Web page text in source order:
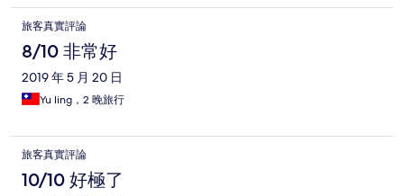
旅客真實評論
8/10 非常好
2019 年 5 月 20 日
Yu ling，2 晚旅行
旅客真實評論
10/10 好極了